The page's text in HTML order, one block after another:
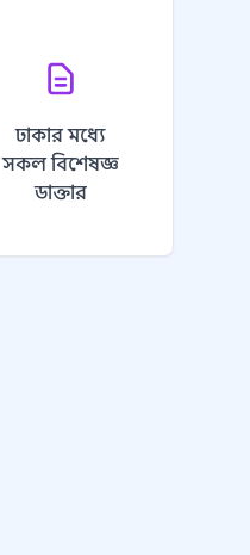
ঢাকার মধ্যে
সকল বিশেষজ্ঞ
ডাক্তার